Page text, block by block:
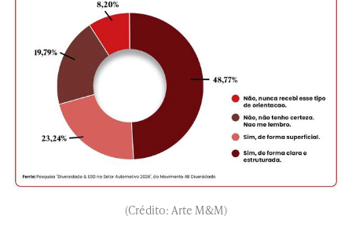
(Crédito: Arte M&M)